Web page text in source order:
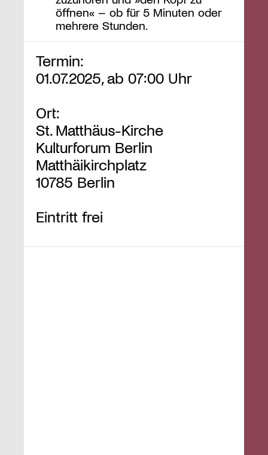
öffnen« – ob für 5 Minuten oder
mehrere Stunden.
Termin:
01.07.2025, ab 07:00 Uhr
Ort:
St. Matthäus-Kirche
Kulturforum Berlin
Matthäikirchplatz
10785 Berlin
Eintritt frei